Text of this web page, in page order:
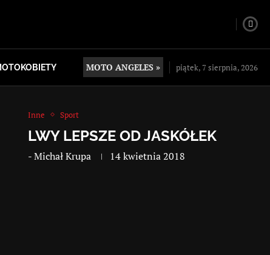
MOTO ANGELES » piątek, 7 sierpnia, 2026
Inne Sport
LWY LEPSZE OD JASKÓŁEK
-Michał Krupa 14 kwietnia 2018